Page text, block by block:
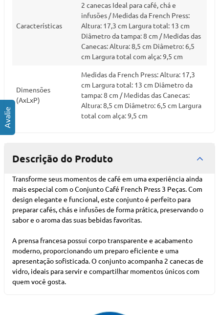
Características
2 canecas Ideal para café, chá e
infusões / Medidas da French Press:
Altura: 17,3 cm Largura total: 13 cm
Diâmetro da tampa: 8 cm / Medidas das
Canecas: Altura: 8,5 cm Diâmetro: 6,5
cm Largura total com alça: 9,5 cm
Dimensões
(AxLxP)
Medidas da French Press: Altura: 17,3
cm Largura total: 13 cm Diâmetro da
tampa: 8 cm / Medidas das Canecas:
Altura: 8,5 cm Diâmetro: 6,5 cm Largura
total com alça: 9,5 cm
Descrição do Produto
Transforme seus momentos de café em uma experiência ainda
mais especial com o Conjunto Café French Press 3 Peças. Com
design elegante e funcional, este conjunto é perfeito para
preparar cafés, chás e infusões de forma prática, preservando o
sabor e o aroma das suas bebidas favoritas.
A prensa francesa possui corpo transparente e acabamento
moderno, proporcionando um preparo eficiente e uma
apresentação sofisticada. O conjunto acompanha 2 canecas de
vidro, ideais para servir e compartilhar momentos únicos com
quem você gosta.